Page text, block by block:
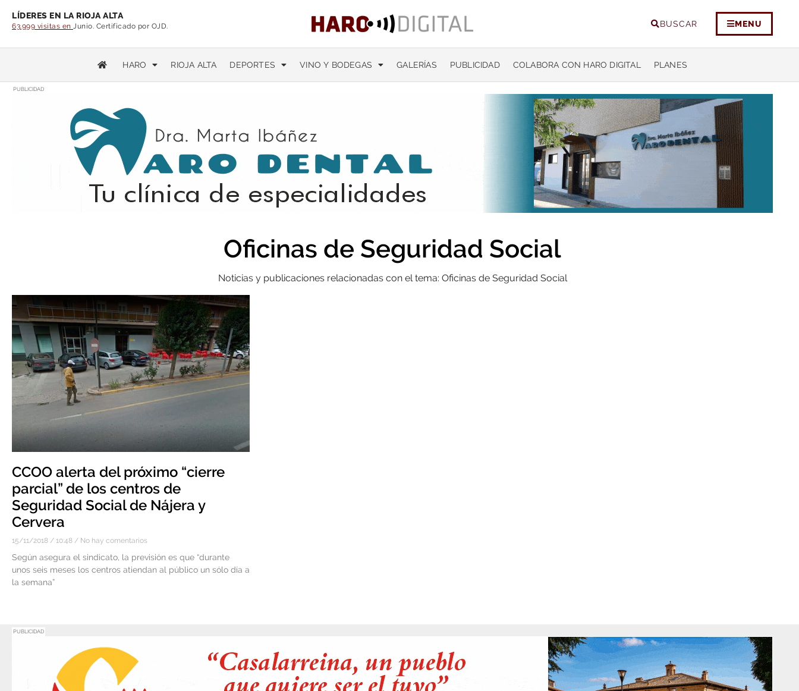
LÍDERES EN LA RIOJA ALTA
63.999 visitas en Junio. Certificado por OJD. BUSCAR MENU
HARO RIOJA ALTA DEPORTES VINO Y BODEGAS GALERÍAS PUBLICIDAD COLABORA CON HARO DIGITAL PLANES
PUBLICIDAD
Oficinas de Seguridad Social
Noticias y publicaciones relacionadas con el tema: Oficinas de Seguridad Social
CCOO alerta del próximo “cierre
parcial” de los centros de
Seguridad Social de Nájera y
Cervera
15/11/2018 10:48 No hay comentarios
Según asegura el sindicato, la previsión es que “durante
unos seis meses los centros atiendan al público un sólo día a
la semana”
PUBLICIDAD